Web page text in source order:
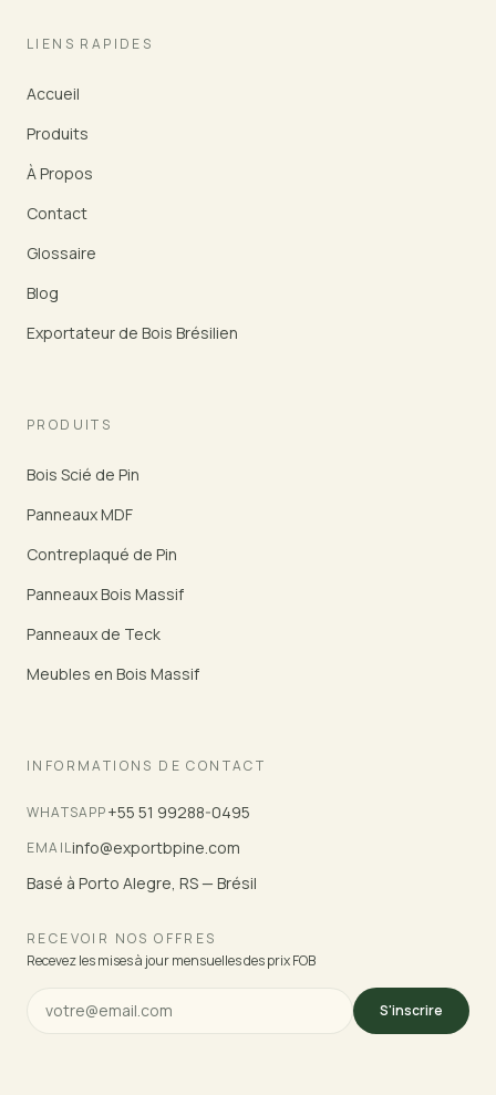
LIENS RAPIDES
Accueil
Produits
À Propos
Contact
Glossaire
Blog
Exportateur de Bois Brésilien
PRODUITS
Bois Scié de Pin
Panneaux MDF
Contreplaqué de Pin
Panneaux Bois Massif
Panneaux de Teck
Meubles en Bois Massif
INFORMATIONS DE CONTACT
WHATSAPP+55 51 99288-0495
EMAILinfo@exportbpine.com
Basé à Porto Alegre, RS — Brésil
RECEVOIR NOS OFFRES
Recevez les mises à jour mensuelles des prix FOB
S'inscrire